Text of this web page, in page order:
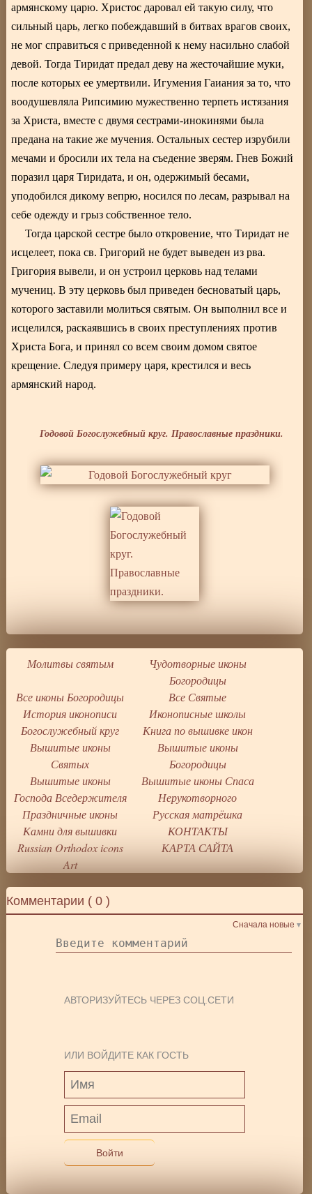
армянскому царю. Христос даровал ей такую силу, что
сильный царь, легко побеждавший в битвах врагов своих,
не мог справиться с приведенной к нему насильно слабой
девой. Тогда Тиридат предал деву на жесточайшие муки,
после которых ее умертвили. Игумения Гаиания за то, что
воодушевляла Рипсимию мужественно терпеть истязания
за Христа, вместе с двумя сестрами-инокинями была
предана на такие же мучения. Остальных сестер изрубили
мечами и бросили их тела на съедение зверям. Гнев Божий
поразил царя Тиридата, и он, одержимый бесами,
уподобился дикому вепрю, носился по лесам, разрывал на
себе одежду и грыз собственное тело.
Тогда царской сестре было откровение, что Тиридат не
исцелеет, пока св. Григорий не будет выведен из рва.
Григория вывели, и он устроил церковь над телами
мучениц. В эту церковь был приведен бесноватый царь,
которого заставили молиться святым. Он выполнил все и
исцелился, раскаявшись в своих преступлениях против
Христа Бога, и принял со всем своим домом святое
крещение. Следуя примеру царя, крестился и весь
армянский народ.
Годовой Богослужебный круг. Православные праздники.
Комментарии (0 )
Сначала новые
АВТОРИЗУЙТЕСЬ ЧЕРЕЗ СОЦ.СЕТИ
ИЛИ ВОЙДИТЕ КАК ГОСТЬ
Войти
Молитвы святым
Чудотворные иконы
Богородицы
Все иконы Богородицы
Все Святые
История иконописи
Иконописные школы
Богослужебный круг
Книга по вышивке икон
Вышитые иконы
Святых
Вышитые иконы
Богородицы
Вышитые иконы
Господа Вседержителя
Вышитые иконы Спаса
Нерукотворного
Праздничные иконы
Русская матрёшка
Камни для вышивки
КОНТАКТЫ
Russian Orthodox icons
Art
КАРТА САЙТА